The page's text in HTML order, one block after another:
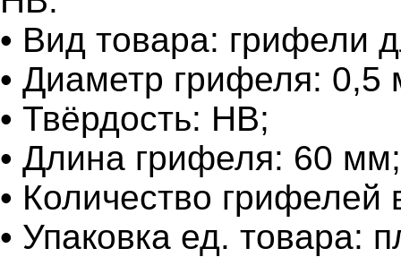
• Вид товара: грифели
• Диаметр грифеля: 0,5
• Твёрдость: НB;
• Длина грифеля: 60 мм;
• Количество грифелей
• Упаковка ед. товара: